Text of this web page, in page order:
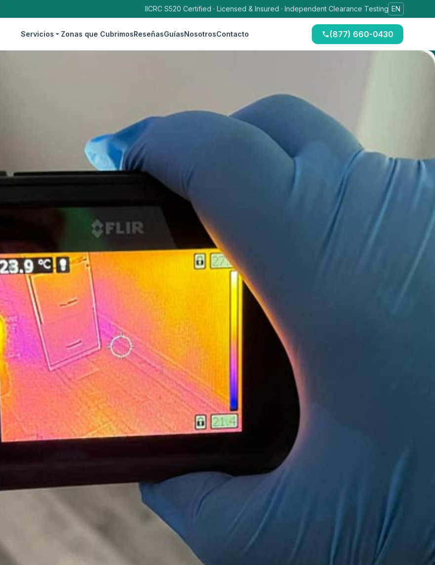
IICRC S520 Certified · Licensed & Insured · Independent Clearance Testing EN
Servicios Zonas que CubrimosReseñasGuíasNosotrosContacto (877) 660-0430